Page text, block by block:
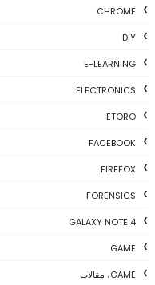
CHROME
DIY
E-LEARNING
ELECTRONICS
ETORO
FACEBOOK
FIREFOX
FORENSICS
GALAXY NOTE 4
GAME
GAME، مقالات